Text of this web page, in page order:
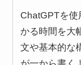
ChatGPTを使
かる時間を大
文や基本的な